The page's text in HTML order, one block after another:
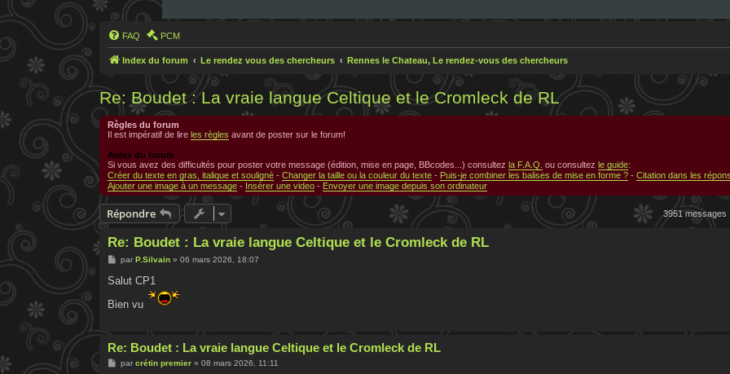
FAQ PCM
Index du forum Le rendez vous des chercheurs Rennes le Chateau, Le rendez-vous des chercheurs
Re: Boudet : La vraie langue Celtique et le Cromleck de RL
Règles du forum
Il est impératif de lire les règles avant de poster sur le forum!
Aides du forum
Si vous avez des difficultés pour poster votre message (édition, mise en page, BBcodes...) consultez la F.A.Q. ou consultez le guide:
Créer du texte en gras, italique et souligné - Changer la taille ou la couleur du texte - Puis-je combiner les balises de mise en forme ? - Citation dans les
Ajouter une image à un message - Insérer une video - Envoyer une image depuis son ordinateur
Répondre 3951 messages
Re: Boudet : La vraie langue Celtique et le Cromleck de RL
M
s
g
par P.Silvain» 06 mars 2026, 18:07
Salut CP1
Bien vu
Re: Boudet : La vraie langue Celtique et le Cromleck de RL
Mpar crétin premier» 08 mars 2026, 11:11